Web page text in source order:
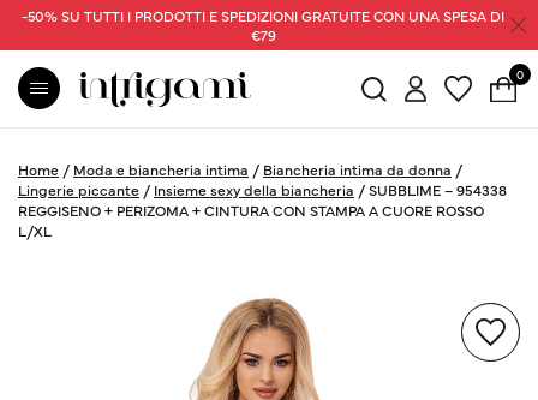
-50% SU TUTTI I PRODOTTI E SPEDIZIONI GRATUITE CON UNA SPESA DI
€79
0
Home / Moda e biancheria intima / Biancheria intima da donna /
Lingerie piccante / Insieme sexy della biancheria /SUBBLIME – 954338
REGGISENO + PERIZOMA + CINTURA CON STAMPA A CUORE ROSSO
L/XL